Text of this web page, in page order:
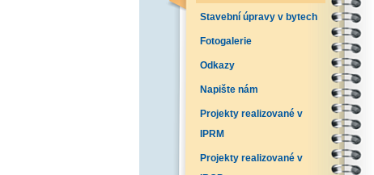
Stavební úpravy v bytech
Fotogalerie
Odkazy
Napište nám
Projekty realizované v
IPRM
Projekty realizované v